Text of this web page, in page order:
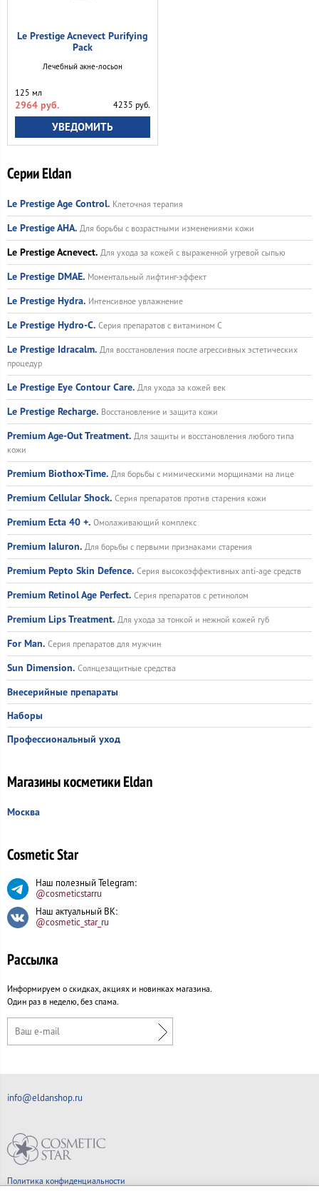
Le Prestige Acnevect Purifying
Pack
Лечебный акне-лосьон
125 мл
2964 руб. 4235 руб.
УВЕДОМИТЬ
Серии Eldan
Le Prestige Age Control. Клеточная терапия
Le Prestige AHA. Для борьбы с возрастными изменениями кожи
Le Prestige Acnevect. Для ухода за кожей с выраженной угревой сыпью
Le Prestige DMAE. Моментальный лифтинг-эффект
Le Prestige Hydra. Интенсивное увлажнение
Le Prestige Hydro-C. Серия препаратов с витамином С
Le Prestige Idracalm. Для восстановления после агрессивных эстетических
процедур
Le Prestige Eye Contour Care. Для ухода за кожей век
Le Prestige Recharge. Восстановление и защита кожи
Premium Age-Out Treatment. Для защиты и восстановления любого типа
кожи
Premium Biothox-Time. Для борьбы с мимическими морщинами на лице
Premium Cellular Shock. Серия препаратов против старения кожи
Premium Ecta 40 +. Омолаживающий комплекс
Premium Ialuron. Для борьбы с первыми признаками старения
Premium Pepto Skin Defence. Серия высокоэффективных anti-age средств
Premium Retinol Age Perfect. Серия препаратов с ретинолом
Premium Lips Treatment. Для ухода за тонкой и нежной кожей губ
For Man. Серия препаратов для мужчин
Sun Dimension. Солнцезащитные средства
Внесерийные препараты
Наборы
Профессиональный уход
Магазины косметики Eldan
Москва
Cosmetic Star
Наш полезный Telegram:
@cosmeticstarru
Наш актуальный ВК:
@cosmetic_star_ru
Рассылка
Информируем о скидках, акциях и новинках магазина.
Один раз в неделю, без спама.
Политика конфиденциальности
info@eldanshop.ru